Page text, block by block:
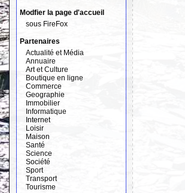
Modfier la page d'accueil
sous FireFox
Partenaires
Actualité et Média
Annuaire
Art et Culture
Boutique en ligne
Commerce
Geographie
Immobilier
Informatique
Internet
Loisir
Maison
Santé
Science
Société
Sport
Transport
Tourisme